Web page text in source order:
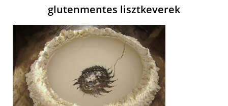
glutenmentes lisztkeverek